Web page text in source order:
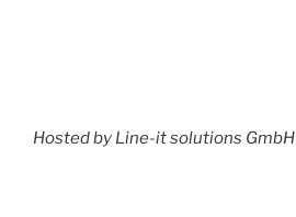
Hosted by Line-it solutions GmbH